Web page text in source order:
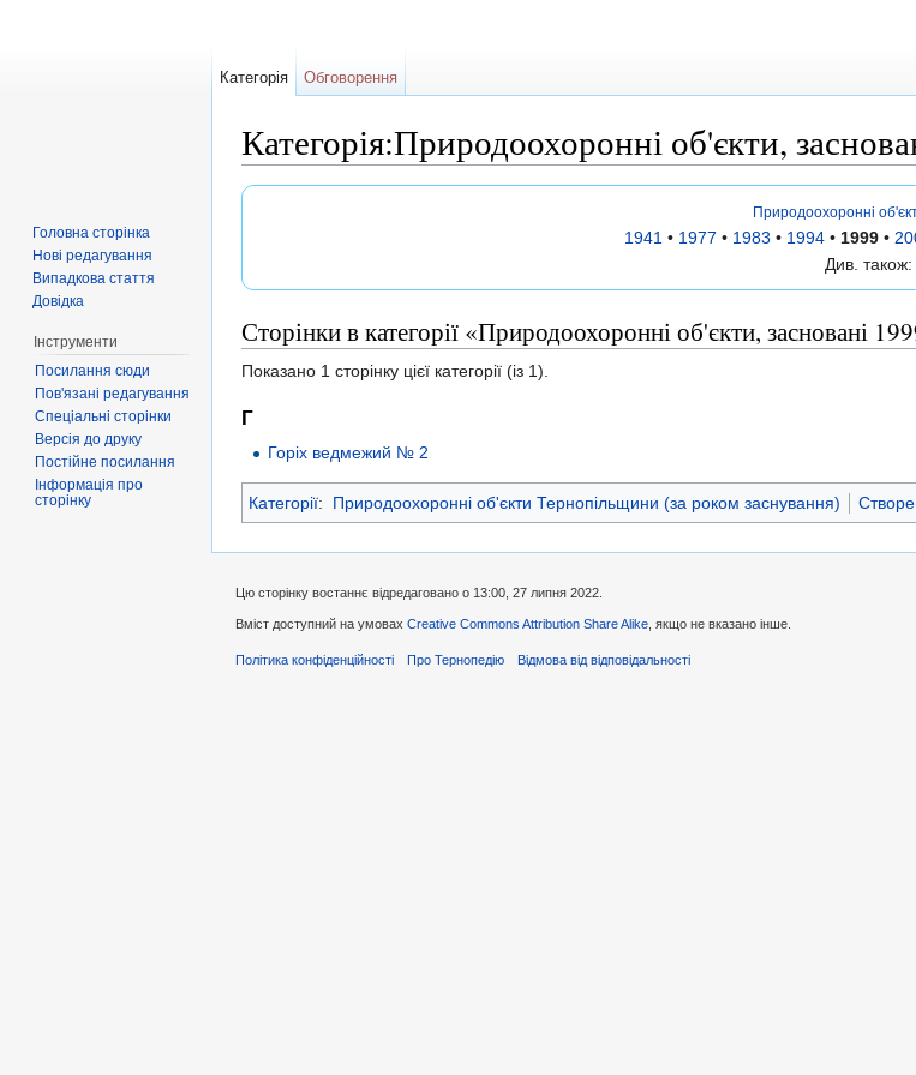
Категорія:Природоохоронні об'єкти,
Природоохоронні
1941• 1977 • 1983 • 1994• 1999•
Див. також:
Сторінки в категорії «Природоохоронні об'єкти, засновані
Показано 1 сторінку цієї категорії (із 1).
Г
Горіх ведмежий № 2
Категорії: Природоохоронні об'єкти Тернопільщини (за роком заснування)
Категорія Обговорення
Головна сторінка
Нові редагування
Випадкова стаття
Довідка
Інструменти
Посилання сюди
Пов'язані редагування
Спеціальні сторінки
Версія до друку
Постійне посилання
Інформація про
сторінку
Цю сторінку востаннє відредаговано о 13:00, 27 липня 2022.
Вміст доступний на умовах Creative Commons Attribution Share Alike , якщо не вказано інше.
Політика конфіденційності Про Тернопедію Відмова від відповідальності